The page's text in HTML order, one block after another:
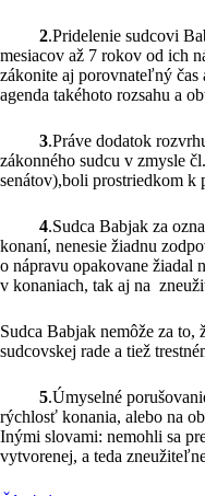
2.Pridelenie sudcovi
mesiacov až 7 rokov od ich
zákonite aj porovnateľný čas
agenda takéhoto rozsahu a
3.Práve dodatok
zákonného sudcu v zmysle
senátov),boli prostriedkom k
4.Sudca Babjak za
konaní, nenesie žiadnu
o nápravu opakovane žiadal
v konaniach, tak aj na
Sudca Babjak nemôže za
sudcovskej rade a tiež
5.Úmyselné
rýchlosť konania, alebo na
Inými slovami: nemohli sa
vytvorenej, a teda